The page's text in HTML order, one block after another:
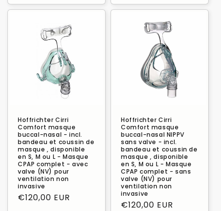
Hoffrichter Cirri
Comfort masque
buccal-nasal - incl.
bandeau et coussin de
masque , disponible
en S, M ou L - Masque
CPAP complet - avec
valve (NV) pour
ventilation non
invasive
Prix
€120,00 EUR
Hoffrichter Cirri
Comfort masque
buccal-nasal NIPPV
sans valve - incl.
bandeau et coussin de
masque , disponible
en S, M ou L - Masque
CPAP complet - sans
valve (NV) pour
ventilation non
invasive
Prix
€120,00 EUR